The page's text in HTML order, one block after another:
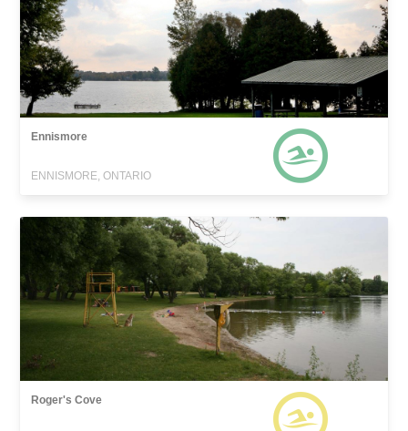
Ennismore
ENNISMORE, ONTARIO
Roger's Cove